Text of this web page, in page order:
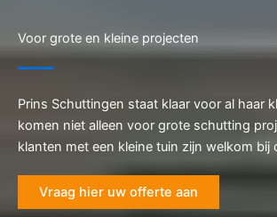
Voor grote en kleine projecten
Prins Schuttingen staat klaar voor al haar
komen niet alleen voor grote schutting
klanten met een kleine tuin zijn welkom bij
Vraag hier uw offerte aan